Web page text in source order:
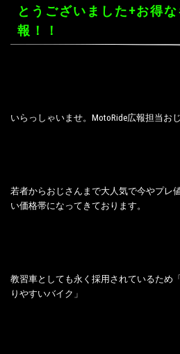
とうございました+お得
報！！
いらっしゃいませ。MotoRide広報担当お
若者からおじさんまで大人気で今やプレ
い価格帯になってきております。
教習車としても永く採用されているため
りやすいバイク」